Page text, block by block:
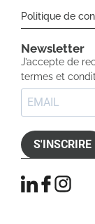
Politique de
Newsletter​
J’accepte de
termes et
S'INSCRIRE